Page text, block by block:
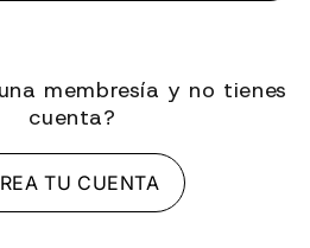
membresía y no tienes
cuenta?
TU CUENTA